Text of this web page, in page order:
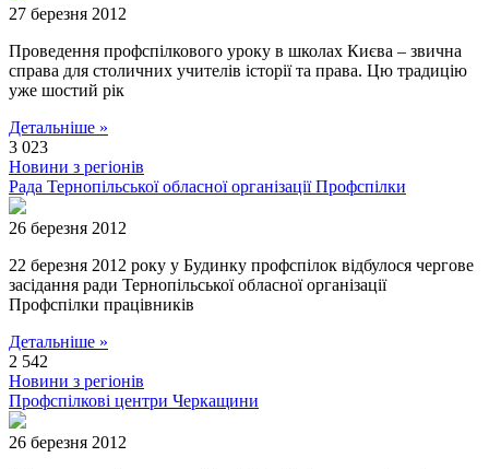
27 березня 2012
Проведення профспілкового уроку в школах Києва – звична
справа для столичних учителів історії та права. Цю традицію
уже шостий рік
Детальніше »
3 023
Новини з регіонів
Рада Тернопільської обласної організації Профспілки
26 березня 2012
22 березня 2012 року у Будинку профспілок відбулося чергове
засідання ради Тернопільської обласної організації
Профспілки працівників
Детальніше »
2 542
Новини з регіонів
Профспілкові центри Черкащини
26 березня 2012